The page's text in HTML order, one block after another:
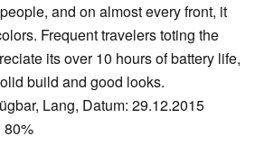
and on almost every front, it
Frequent travelers toting the
its over 10 hours of battery life,
build and good looks.
Lang, Datum: 29.12.2015
80%